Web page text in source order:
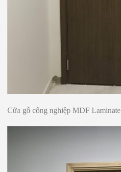
Cửa gỗ công nghiệp MDF Laminate